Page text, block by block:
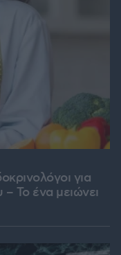
για
Το ένα μειώνει